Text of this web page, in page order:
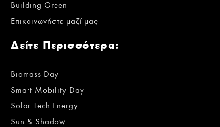
Building Green
Επικοινωνήστε μαζί μας
Δείτε Περισσότερα:
Biomass Day
Smart Mobility Day
Solar Tech Energy
Sun & Shadow